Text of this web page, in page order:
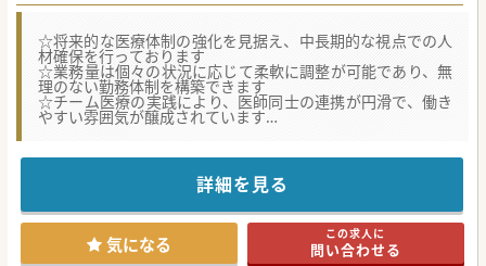
☆将来的な医療体制の強化を見据え、中長期的な視点での人
材確保を行っております
☆業務量は個々の状況に応じて柔軟に調整が可能であり、無
理のない勤務体制を構築できます
☆チーム医療の実践により、医師同士の連携が円滑で、働き
やすい雰囲気が醸成されています
地域の医療機関との連携を重視し、シームレスな医療提供体
制の構築に努めている医療機関です。
豊富な経験やスキルを持つ医師の参画により、診療の質の向
上を目指しております。
ご年齢等よりも、先生方の就業意欲を重視しておりますの
で、お力をお貸しいただける先生は、
お気軽にお問合せください。
詳細を見る
気になる この求人に
問い合わせる